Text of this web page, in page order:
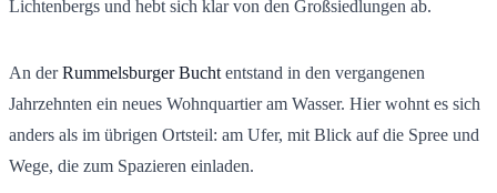
Lichtenbergs und hebt sich klar von den Großsiedlungen ab.
An derRummelsburger Bucht entstand in den vergangenen
Jahrzehnten ein neues Wohnquartier am Wasser. Hier wohnt es sich
anders als im übrigen Ortsteil: am Ufer, mit Blick auf die Spree und
Wege, die zum Spazieren einladen.